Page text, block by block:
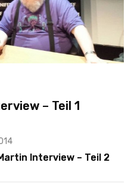
– Teil 1
Interview – Teil 2